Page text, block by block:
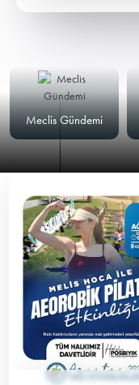
Meclis Gündemi